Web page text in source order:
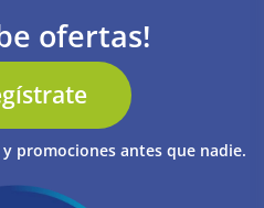
ofertas!
promociones antes que nadie.